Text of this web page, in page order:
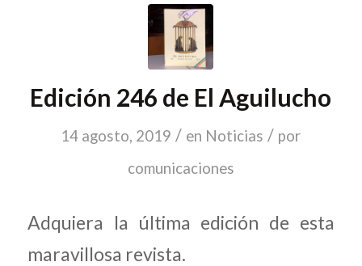
Edición 246 de El Aguilucho
14 agosto, 2019 / en Noticias / por
comunicaciones
Adquiera la última edición de esta
maravillosa revista.